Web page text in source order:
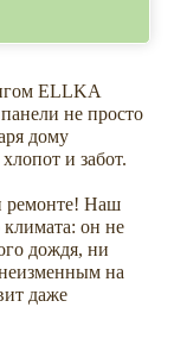
ELLKA
не просто
дому
и забот.
ремонте! Наш
он не
дождя, ни
на
даже